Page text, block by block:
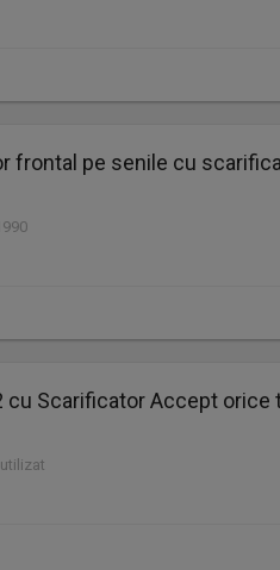
frontal pe senile cu
cu Scarificator Accept orice